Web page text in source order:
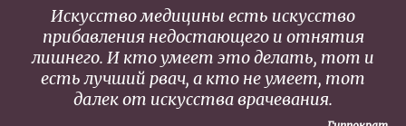
Искусство медицины есть искусство
прибавления недостающего и отнятия
лишнего. И кто умеет это делать, тот и
есть лучший рвач, а кто не умеет, тот
далек от искусства врачевания.